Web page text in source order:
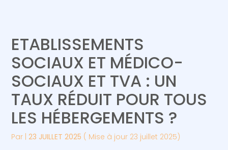
Gérer votre quotidien
Piloter votre entreprise
Développer votre entreprise
Construire votre patrimoine
Suivre votre comptabilité
Gérer vos ressources humaines
ETABLISSEMENTS
SOCIAUX ET MÉDICO-
SOCIAUX ET TVA : UN
TAUX RÉDUIT POUR TOUS
LES HÉBERGEMENTS ?
Par |23 JUILLET 2025 ( Mise à jour 23 juillet 2025)